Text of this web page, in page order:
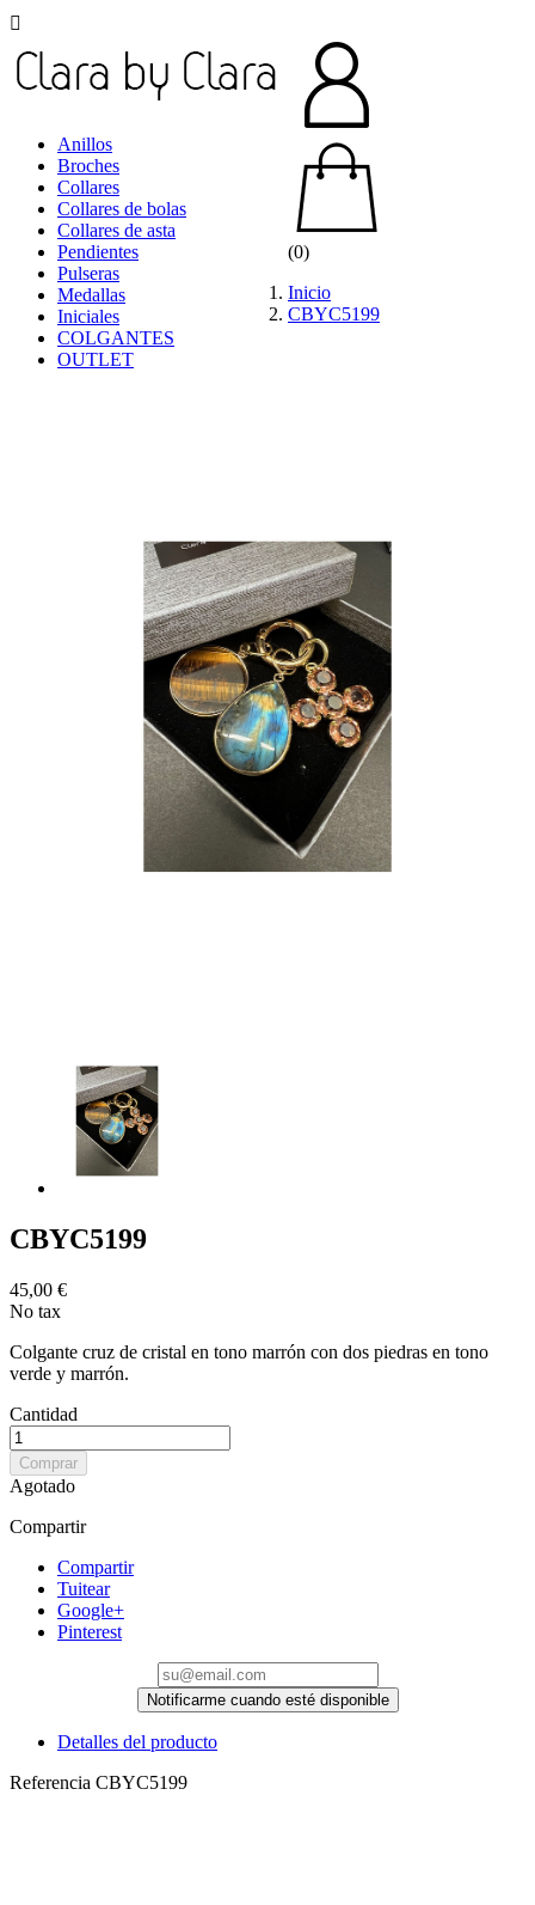

Anillos
Broches
Collares
Collares de bolas
Collares de asta
Pendientes
Pulseras
Medallas
Iniciales
COLGANTES
OUTLET
(0)
Inicio
CBYC5199
CBYC5199
45,00 €
No tax
Colgante cruz de cristal en tono marrón con dos piedras en tono
verde y marrón.
Cantidad
Comprar
Agotado
Compartir
Compartir
Tuitear
Google+
Pinterest
Notificarme cuando esté disponible
Detalles del producto
Referencia CBYC5199